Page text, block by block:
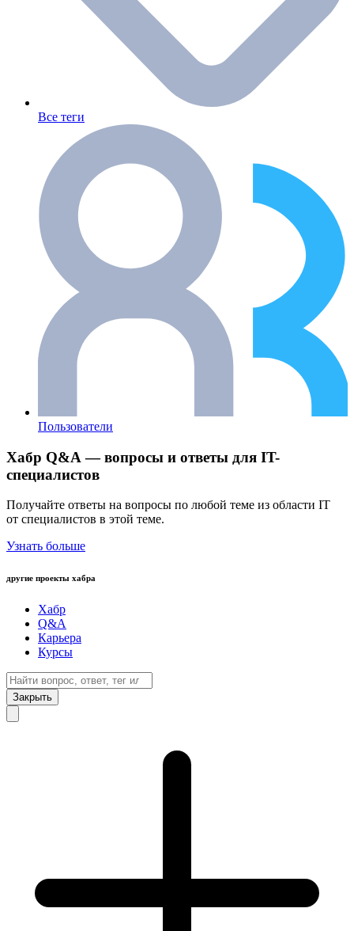
Все теги
Пользователи
Хабр Q&A — вопросы и ответы для IT-
специалистов
Получайте ответы на вопросы по любой теме из области IT
от специалистов в этой теме.
Узнать больше
другие проекты хабра
Хабр
Q&A
Карьера
Курсы
Закрыть